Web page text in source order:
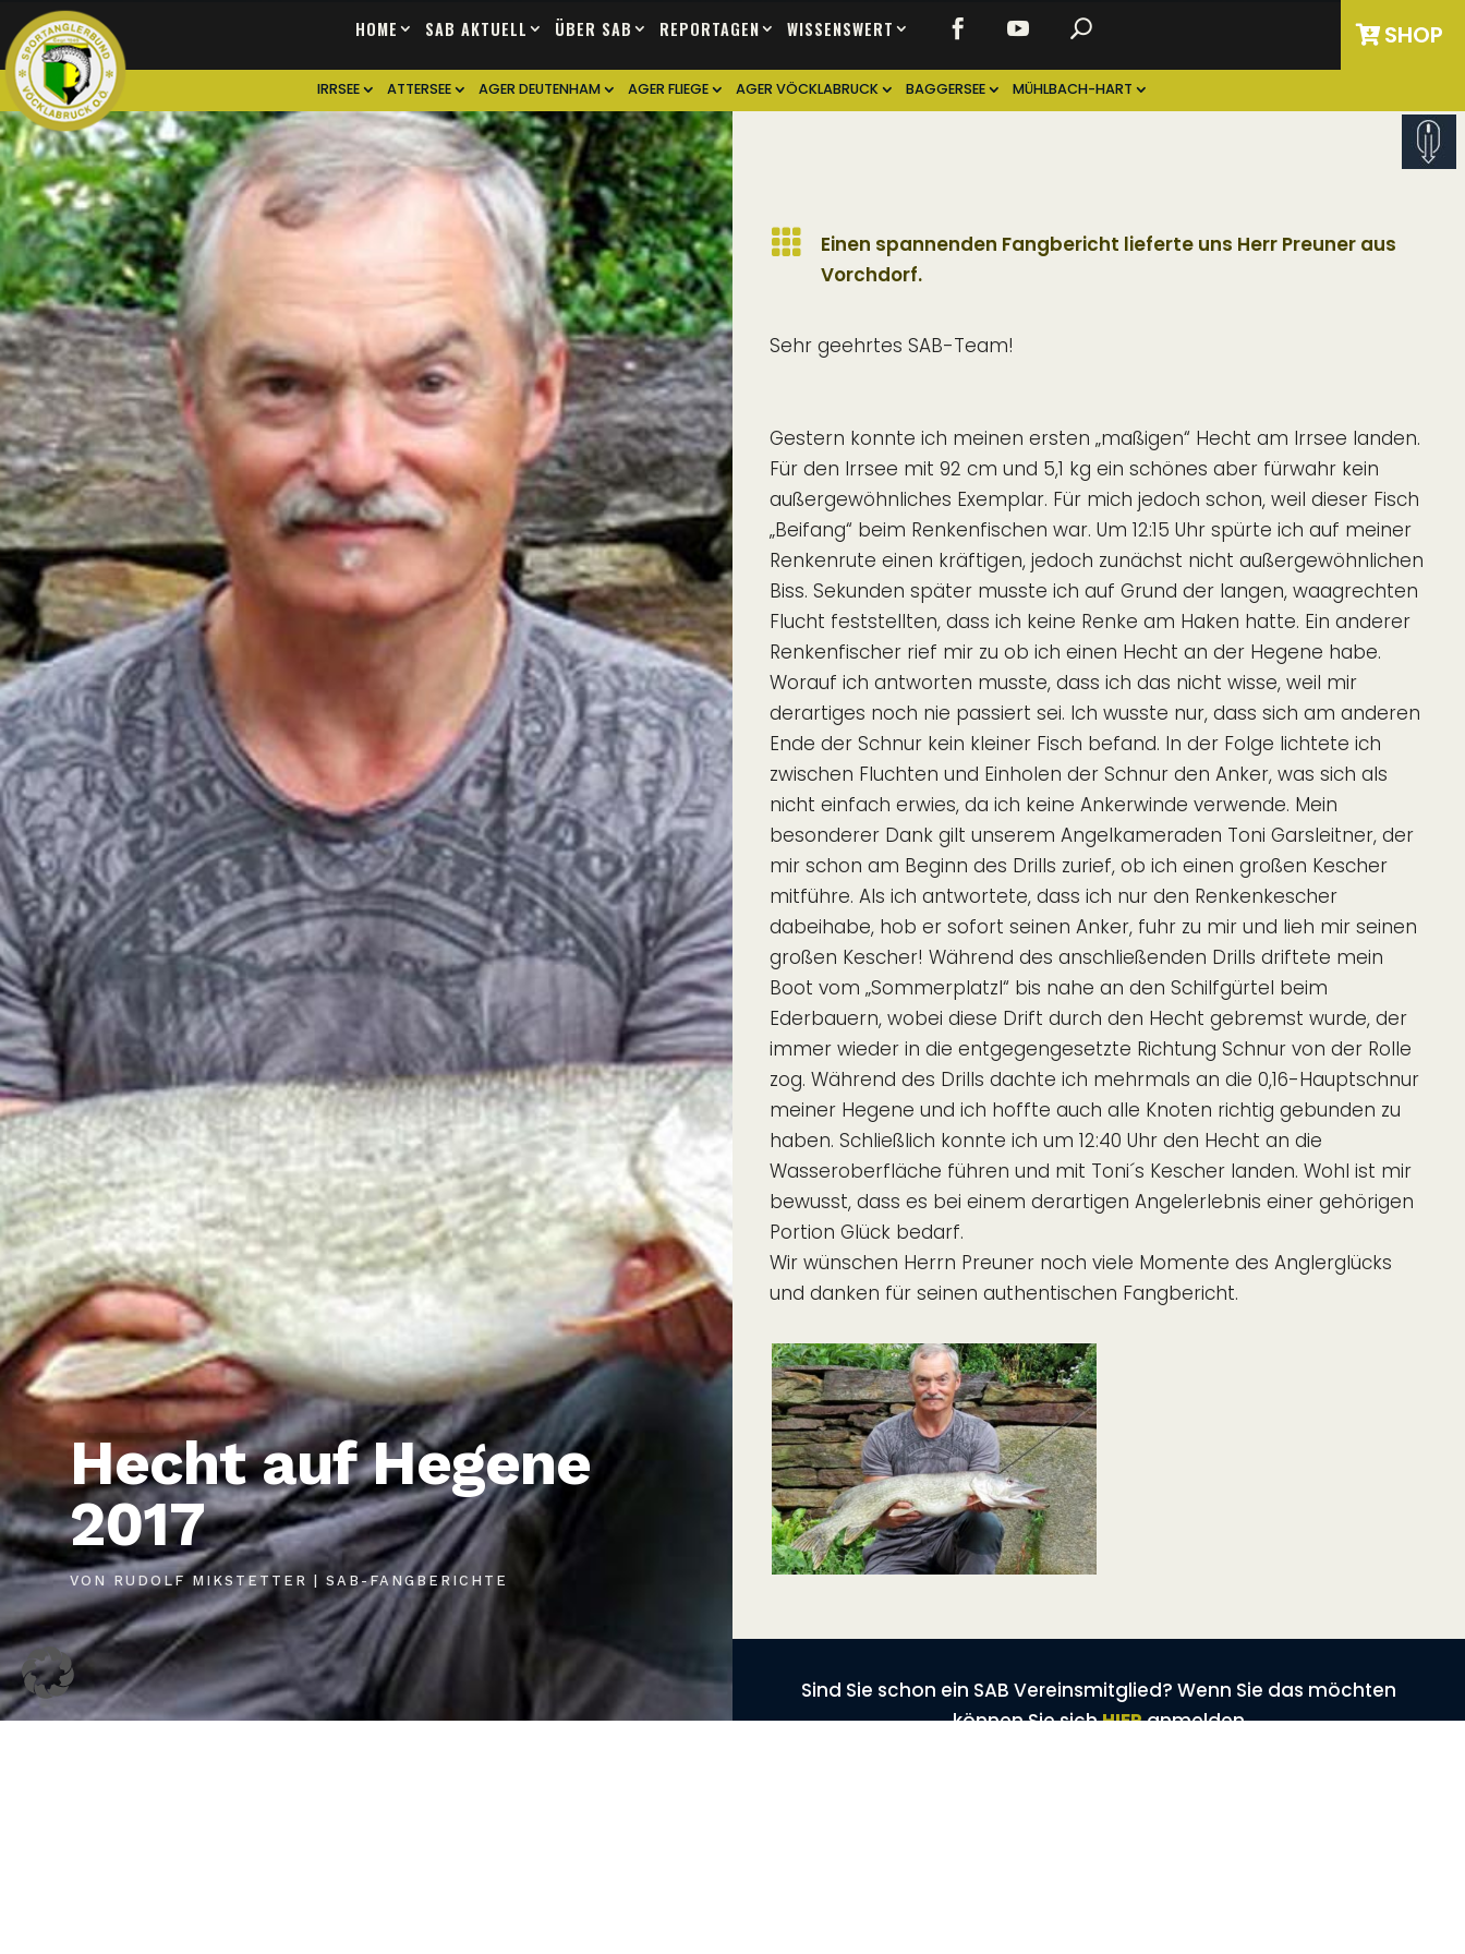
HOME SAB AKTUELL ÜBER SAB REPORTAGEN WISSENSWERT SHOP
IRRSEE ATTERSEE AGER DEUTENHAM AGER FLIEGE AGER VÖCKLABRUCK BAGGERSEE MÜHLBACH-HART
Hecht auf Hegene
2017
VON RUDOLF MIKSTETTER SAB-FANGBERICHTE

Einen spannenden Fangbericht lieferte uns Herr Preuner aus
Vorchdorf.
Sehr geehrtes SAB-Team!
Gestern konnte ich meinen ersten „maßigen“ Hecht am Irrsee landen.
Für den Irrsee mit 92 cm und 5,1 kg ein schönes aber fürwahr kein
außergewöhnliches Exemplar. Für mich jedoch schon, weil dieser Fisch
„Beifang“ beim Renkenfischen war. Um 12:15 Uhr spürte ich auf meiner
Renkenrute einen kräftigen, jedoch zunächst nicht außergewöhnlichen
Biss. Sekunden später musste ich auf Grund der langen, waagrechten
Flucht feststellten, dass ich keine Renke am Haken hatte. Ein anderer
Renkenfischer rief mir zu ob ich einen Hecht an der Hegene habe.
Worauf ich antworten musste, dass ich das nicht wisse, weil mir
derartiges noch nie passiert sei. Ich wusste nur, dass sich am anderen
Ende der Schnur kein kleiner Fisch befand. In der Folge lichtete ich
zwischen Fluchten und Einholen der Schnur den Anker, was sich als
nicht einfach erwies, da ich keine Ankerwinde verwende. Mein
besonderer Dank gilt unserem Angelkameraden Toni Garsleitner, der
mir schon am Beginn des Drills zurief, ob ich einen großen Kescher
mitführe. Als ich antwortete, dass ich nur den Renkenkescher
dabeihabe, hob er sofort seinen Anker, fuhr zu mir und lieh mir seinen
großen Kescher! Während des anschließenden Drills driftete mein
Boot vom „Sommerplatzl“ bis nahe an den Schilfgürtel beim
Ederbauern, wobei diese Drift durch den Hecht gebremst wurde, der
immer wieder in die entgegengesetzte Richtung Schnur von der Rolle
zog. Während des Drills dachte ich mehrmals an die 0,16-Hauptschnur
meiner Hegene und ich hoffte auch alle Knoten richtig gebunden zu
haben. Schließlich konnte ich um 12:40 Uhr den Hecht an die
Wasseroberfläche führen und mit Toni´s Kescher landen. Wohl ist mir
bewusst, dass es bei einem derartigen Angelerlebnis einer gehörigen
Portion Glück bedarf.
Wir wünschen Herrn Preuner noch viele Momente des Anglerglücks
und danken für seinen authentischen Fangbericht.
Sind Sie schon ein SAB Vereinsmitglied? Wenn Sie das möchten
können Sie sichHIERanmelden